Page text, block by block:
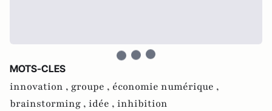
MOTS-CLES
innovation , groupe , économie numérique ,
brainstorming , idée , inhibition